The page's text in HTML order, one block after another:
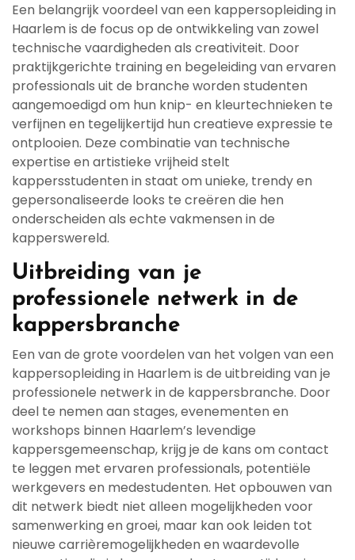
Een belangrijk voordeel van een kappersopleiding in
Haarlem is de focus op de ontwikkeling van zowel
technische vaardigheden als creativiteit. Door
praktijkgerichte training en begeleiding van ervaren
professionals uit de branche worden studenten
aangemoedigd om hun knip- en kleurtechnieken te
verfijnen en tegelijkertijd hun creatieve expressie te
ontplooien. Deze combinatie van technische
expertise en artistieke vrijheid stelt
kappersstudenten in staat om unieke, trendy en
gepersonaliseerde looks te creëren die hen
onderscheiden als echte vakmensen in de
kapperswereld.
Uitbreiding van je
professionele netwerk in de
kappersbranche
Een van de grote voordelen van het volgen van een
kappersopleiding in Haarlem is de uitbreiding van je
professionele netwerk in de kappersbranche. Door
deel te nemen aan stages, evenementen en
workshops binnen Haarlem’s levendige
kappersgemeenschap, krijg je de kans om contact
te leggen met ervaren professionals, potentiële
werkgevers en medestudenten. Het opbouwen van
dit netwerk biedt niet alleen mogelijkheden voor
samenwerking en groei, maar kan ook leiden tot
nieuwe carrièremogelijkheden en waardevolle